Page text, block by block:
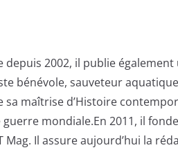
2002, il publie
bénévole, sauveteur
sa maîtrise d’Histoire
mondiale.En 2011, il
Mag. Il assure aujourd’hui la